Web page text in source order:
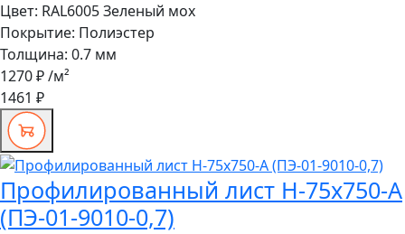
Цвет: RAL6005 Зеленый мох
Покрытие: Полиэстер
Толщина: 0.7 мм
1270 ₽/м²
1461 ₽
Профилированный лист Н-75x750-A
(ПЭ-01-9010-0,7)